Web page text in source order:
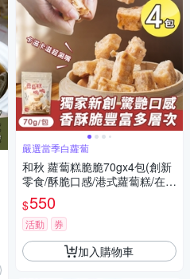
嚴選當季白蘿蔔
和秋 蘿蔔糕脆脆70gx4包(創新
零食/酥脆口感/港式蘿蔔糕/在來
米/傳統風味/台式小吃/團購)
$550
活動 券
加入購物車